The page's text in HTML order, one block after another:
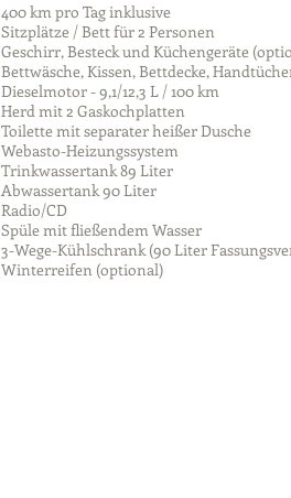
400 km pro Tag inklusive
Sitzplätze / Bett für 2 Personen
Geschirr, Besteck und Küchengeräte
Bettwäsche, Kissen, Bettdecke,
Dieselmotor - 9,1/12,3 L / 100 km
Herd mit 2 Gaskochplatten
Toilette mit separater heißer Dusche
Webasto-Heizungssystem
Trinkwassertank 89 Liter
Abwassertank 90 Liter
Radio/CD
Spüle mit fließendem Wasser
3-Wege-Kühlschrank (90 Liter
Winterreifen (optional)